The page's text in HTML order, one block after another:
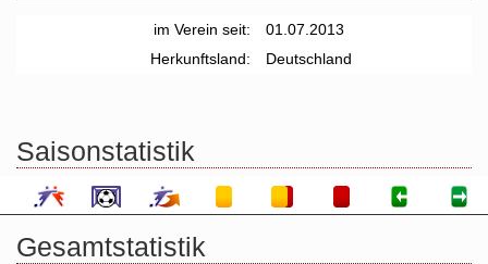
im Verein seit:
01.07.2013
Herkunftsland:
Deutschland
Saisonstatistik
Gesamtstatistik